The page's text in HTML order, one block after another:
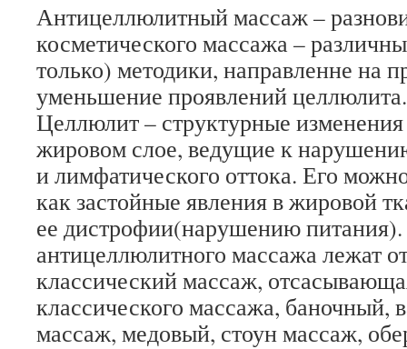
Антицеллюлитный массаж –
косметического массажа –
только) методики, направленне на
уменьшение проявлений целлюлита.
Целлюлит – структурные
жировом слое, ведущие к
и лимфатического оттока. Его
как застойные явления в жировой
ее дистрофии(нарушению
антицеллюлитного массажа лежат
классический массаж,
классического массажа, баночный,
массаж, медовый, стоун массаж,